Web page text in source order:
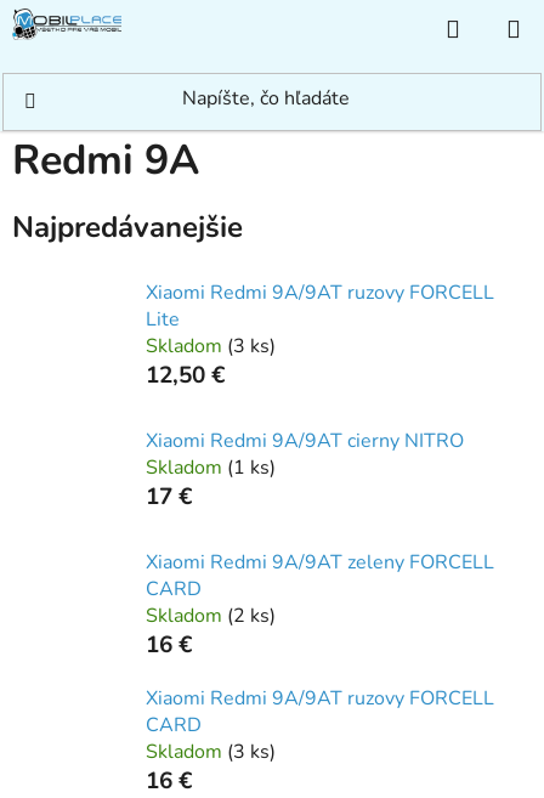
Prejsť
na
KOŠÍK
Xiaomi / Redmi / Redmi 9A
Redmi 9A
Najpredávanejšie
Xiaomi Redmi 9A/9AT ruzovy FORCELL
Lite
Skladom (3 ks)
12,50 €
Xiaomi Redmi 9A/9AT cierny NITRO
Skladom (1 ks)
17 €
Xiaomi Redmi 9A/9AT zeleny FORCELL
CARD
Skladom (2 ks)
16 €
Xiaomi Redmi 9A/9AT ruzovy FORCELL
CARD
Skladom (3 ks)
16 €